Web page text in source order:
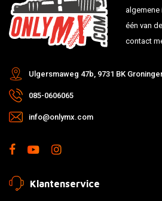
algemene
één van
contact
Ulgersmaweg 47b, 9731 BK
085-0606065
info@onlymx.com
Klantenservice